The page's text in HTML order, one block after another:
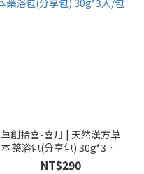
草創拾喜-喜月 | 天然漢方草
本藥浴包(分享包) 30g*3入/
包
NT$290